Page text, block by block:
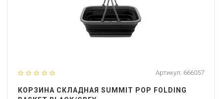
Артикул: 666057
КОРЗИНА СКЛАДНАЯ SUMMIT POP FOLDING